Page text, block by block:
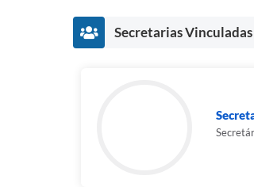
Secretarias Vinculadas